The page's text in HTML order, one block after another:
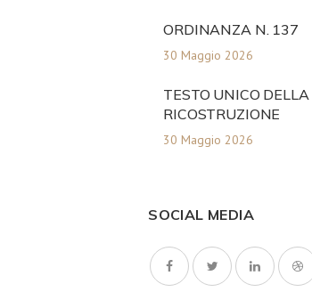
ORDINANZA N. 137
30 Maggio 2026
TESTO UNICO DELLA
RICOSTRUZIONE
30 Maggio 2026
SOCIAL MEDIA